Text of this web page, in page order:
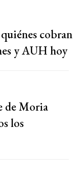
cobran
y AUH hoy
de Moria
los